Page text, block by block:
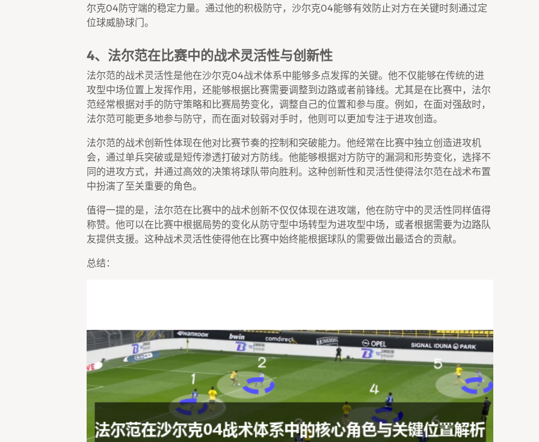
尔克04防守端的稳定力量。通过他的积极防守，沙尔克04能够有效防止对方在关键时刻通过定
位球威胁球门。
4、法尔范在比赛中的战术灵活性与创新性
法尔范的战术灵活性是他在沙尔克04战术体系中能够多点发挥的关键。他不仅能够在传统的进
攻型中场位置上发挥作用，还能够根据比赛需要调整到边路或者前锋线。尤其是在比赛中，法尔
范经常根据对手的防守策略和比赛局势变化，调整自己的位置和参与度。例如，在面对强敌时，
法尔范可能更多地参与防守，而在面对较弱对手时，他则可以更加专注于进攻创造。
法尔范的战术创新性体现在他对比赛节奏的控制和突破能力。他经常在比赛中独立创造进攻机
会，通过单兵突破或是短传渗透打破对方防线。他能够根据对方防守的漏洞和形势变化，选择不
同的进攻方式，并通过高效的决策将球队带向胜利。这种创新性和灵活性使得法尔范在战术布置
中扮演了至关重要的角色。
值得一提的是，法尔范在比赛中的战术创新不仅仅体现在进攻端，他在防守中的灵活性同样值得
称赞。他可以在比赛中根据局势的变化从防守型中场转型为进攻型中场，或者根据需要为边路队
友提供支援。这种战术灵活性使得他在比赛中始终能根据球队的需要做出最适合的贡献。
总结：